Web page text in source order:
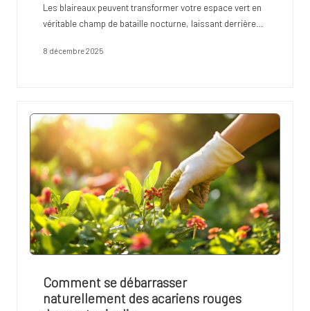
Les blaireaux peuvent transformer votre espace vert en
véritable champ de bataille nocturne, laissant derrière…
8 décembre 2025
Comment se débarrasser
naturellement des acariens rouges